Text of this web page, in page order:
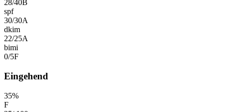
28/40B
spf
30/30A
dkim
22/25A
bimi
0/5F
Eingehend
35%
F